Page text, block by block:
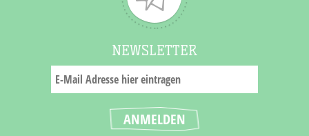
NEWSLETTER